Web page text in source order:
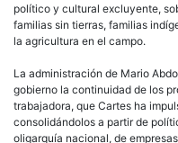
político y cultural excluyente,
familias sin tierras, familias
la agricultura en el campo.
La administración de Mario
gobierno la continuidad de los
trabajadora, que Cartes ha
consolidándolos a partir de
oligarquía nacional, de